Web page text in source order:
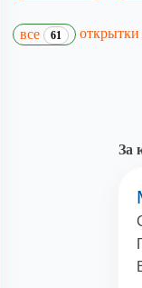
все 61 открытки
За